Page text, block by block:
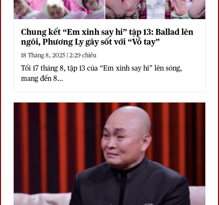
Chung kết “Em xinh say hi” tập 13: Ballad lên
ngôi, Phương Ly gây sốt với “Vỗ tay”
18 Tháng 8, 2025 | 2:29 chiều
Tối 17 tháng 8, tập 13 của “Em xinh say hi” lên sóng,
mang đến 8...